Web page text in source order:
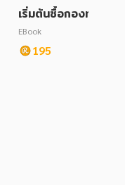
เริ่มต้นซื้อกองทุนรวม
ยตัวเอง
EBook
195